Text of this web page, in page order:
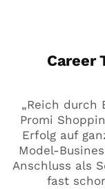
Career
„Reich durch
Promi
Erfolg auf
Model-
Anschluss als
fast